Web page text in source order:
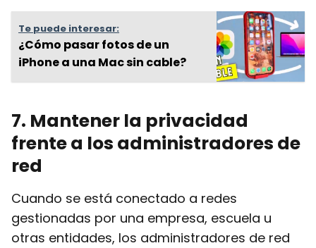
Te puede interesar:
¿Cómo pasar fotos de un
iPhone a una Mac sin cable?
7. Mantener la privacidad
frente a los administradores de
red
Cuando se está conectado a redes
gestionadas por una empresa, escuela u
otras entidades, los administradores de red